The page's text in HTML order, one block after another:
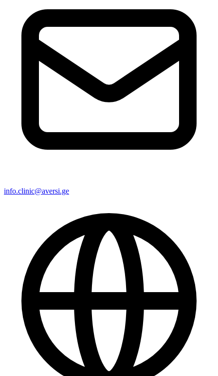
info.clinic@aversi.ge